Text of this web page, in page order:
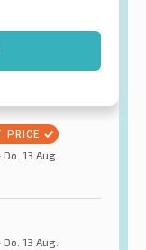
13 Aug.
13 Aug.